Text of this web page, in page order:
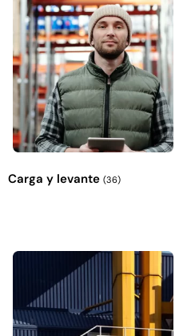
Carga y levante (36)